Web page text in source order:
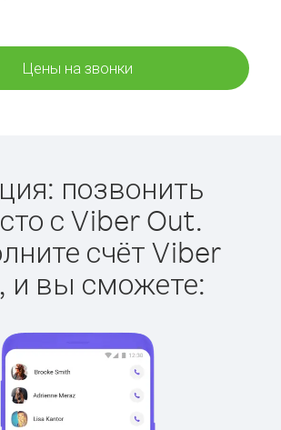
Цены на звонки
позвонить
с Viber Out.
счёт Viber
и вы сможете: